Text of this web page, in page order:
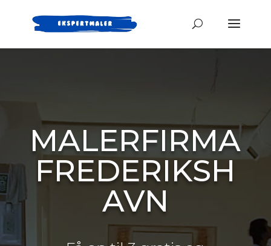
MALERFIRMA
FREDERIKSH
AVN